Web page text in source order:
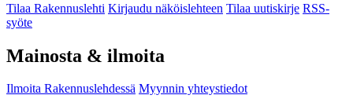
Tilaa Rakennuslehti Kirjaudu näköislehteen Tilaa uutiskirje RSS-
syöte
Mainosta & ilmoita
Ilmoita Rakennuslehdessä Myynnin yhteystiedot